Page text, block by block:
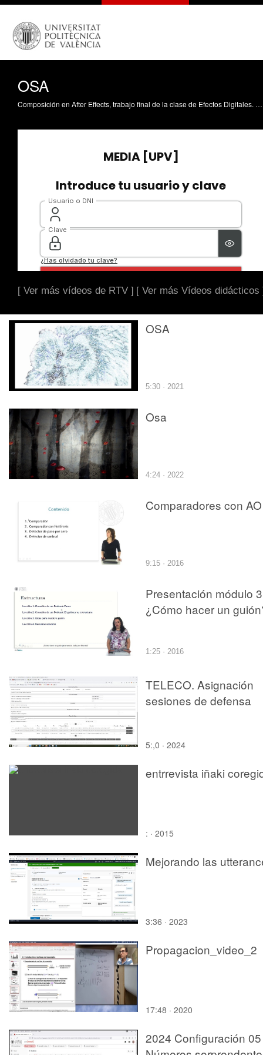
OSA
Composición en After Effects, trabajo final de la clase de Efectos Digitales. Animación: Alba Herrera Rivas Basado en la obra de: Liliana Ang.
[ Ver más vídeos de RTV ] [ Ver más Vídeos didácticos
OSA
5:30 · 2021
Osa
4:24 · 2022
Comparadores con AO
9:15 · 2016
Presentación módulo 3
¿Cómo hacer un
1:25 · 2016
TELECO. Asignación
sesiones de defensa
5:,0 · 2024
entrrevista iñaki
: · 2015
Mejorando las
3:36 · 2023
Propagacion_video_2
17:48 · 2020
2024 Configuración 05